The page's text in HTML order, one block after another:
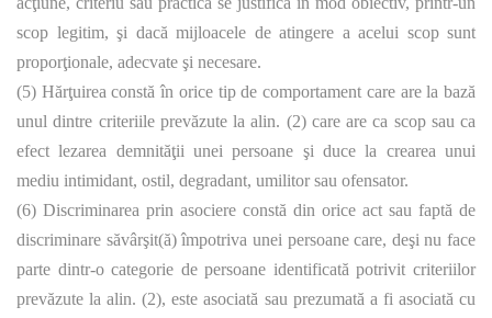
scop legitim, şi dacă mijloacele de atingere a acelui scop sunt
proporţionale, adecvate şi necesare.
(5) Hărţuirea constă în orice tip de comportament care are la bază
unul dintre criteriile prevăzute la alin. (2) care are ca scop sau ca
efect lezarea demnităţii unei persoane şi duce la crearea unui
mediu intimidant, ostil, degradant, umilitor sau ofensator.
(6) Discriminarea prin asociere constă din orice act sau faptă de
discriminare săvârşit(ă) împotriva unei persoane care, deşi nu face
parte dintr-o categorie de persoane identificată potrivit criteriilor
prevăzute la alin. (2), este asociată sau prezumată a fi asociată cu